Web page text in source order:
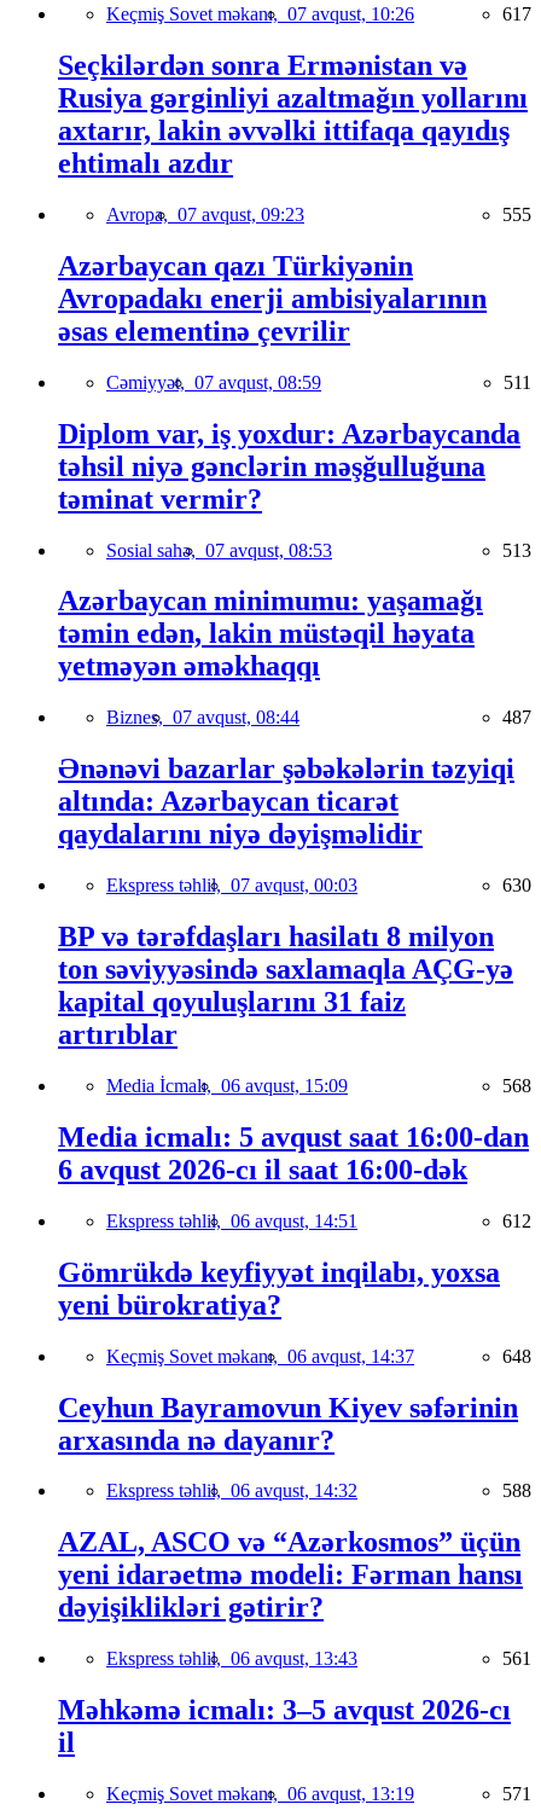
Keçmiş Sovet məkanı, 07 avqust, 10:26 617
Seçkilərdən sonra Ermənistan və
Rusiya gərginliyi azaltmağın yollarını
axtarır, lakin əvvəlki ittifaqa qayıdış
ehtimalı azdır
Avropa, 07 avqust, 09:23 555
Azərbaycan qazı Türkiyənin
Avropadakı enerji ambisiyalarının
əsas elementinə çevrilir
Cəmiyyət, 07 avqust, 08:59 511
Diplom var, iş yoxdur: Azərbaycanda
təhsil niyə gənclərin məşğulluğuna
təminat vermir?
Sosial sahə, 07 avqust, 08:53 513
Azərbaycan minimumu: yaşamağı
təmin edən, lakin müstəqil həyata
yetməyən əməkhaqqı
Biznes, 07 avqust, 08:44 487
Ənənəvi bazarlar şəbəkələrin təzyiqi
altında: Azərbaycan ticarət
qaydalarını niyə dəyişməlidir
Ekspress təhlil, 07 avqust, 00:03 630
BP və tərəfdaşları hasilatı 8 milyon
ton səviyyəsində saxlamaqla AÇG-yə
kapital qoyuluşlarını 31 faiz
artırıblar
Media İcmalı, 06 avqust, 15:09 568
Media icmalı: 5 avqust saat 16:00-dan
6 avqust 2026-cı il saat 16:00-dək
Ekspress təhlil, 06 avqust, 14:51 612
Gömrükdə keyfiyyət inqilabı, yoxsa
yeni bürokratiya?
Keçmiş Sovet məkanı, 06 avqust, 14:37 648
Ceyhun Bayramovun Kiyev səfərinin
arxasında nə dayanır?
Ekspress təhlil, 06 avqust, 14:32 588
AZAL, ASCO və “Azərkosmos” üçün
yeni idarəetmə modeli: Fərman hansı
dəyişiklikləri gətirir?
Ekspress təhlil, 06 avqust, 13:43 561
Məhkəmə icmalı: 3–5 avqust 2026-cı
il
Keçmiş Sovet məkanı, 06 avqust, 13:19 571